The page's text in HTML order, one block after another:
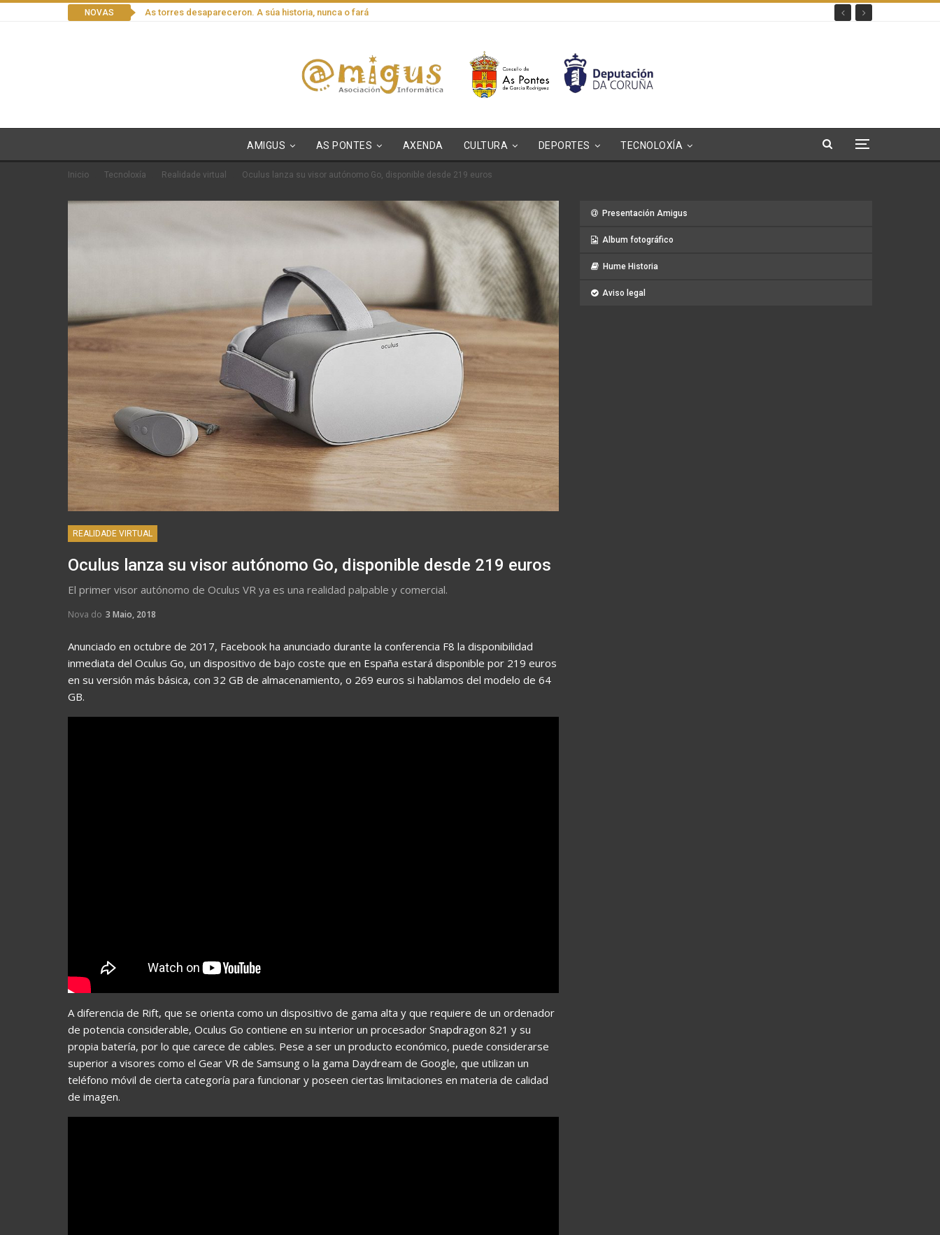
NOVAS As torres desapareceron. A súa historia, nunca o fará
AMIGUS AS PONTES AXENDA CULTURA DEPORTES TECNOLOXÍA
Inicio Tecnoloxía Realidade virtual Oculus lanza su visor autónomo Go, disponible desde 219 euros
REALIDADE VIRTUAL
Oculus lanza su visor autónomo Go, disponible desde 219 euros
El primer visor autónomo de Oculus VR ya es una realidad palpable y comercial.
Nova do 3 Maio, 2018
Anunciado en octubre de 2017, Facebook ha anunciado durante la conferencia F8 la disponibilidad
inmediata del Oculus Go, un dispositivo de bajo coste que en España estará disponible por 219 euros
en su versión más básica, con 32 GB de almacenamiento, o 269 euros si hablamos del modelo de 64
GB.
A diferencia de Rift, que se orienta como un dispositivo de gama alta y que requiere de un ordenador
de potencia considerable, Oculus Go contiene en su interior un procesador Snapdragon 821 y su
propia batería, por lo que carece de cables. Pese a ser un producto económico, puede considerarse
superior a visores como el Gear VR de Samsung o la gama Daydream de Google, que utilizan un
teléfono móvil de cierta categoría para funcionar y poseen ciertas limitaciones en materia de calidad
de imagen.
Presentación Amigus
Album fotográfico
Hume Historia
Aviso legal